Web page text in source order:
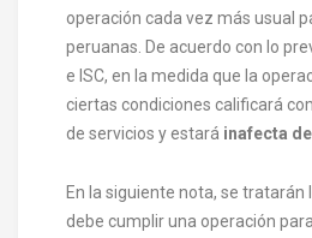
operación cada vez más usual
peruanas. De acuerdo con lo
e ISC, en la medida que la
ciertas condiciones calificará
de servicios y estará inafecta
En la siguiente nota, se tratarán
debe cumplir una operación